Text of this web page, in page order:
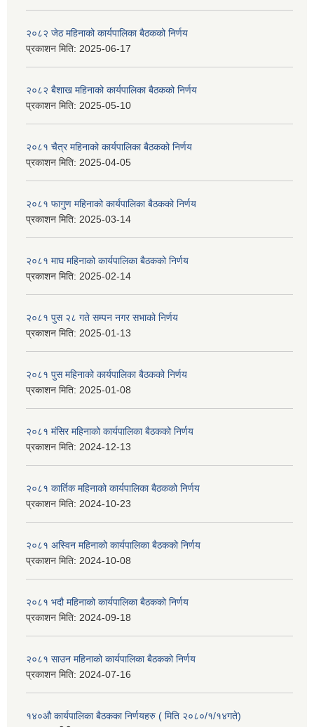
२०८२ जेठ महिनाको कार्यपालिका बैठकको निर्णय
प्रकाशन मिति: 2025-06-17
२०८२ बैशाख महिनाको कार्यपालिका बैठकको निर्णय
प्रकाशन मिति: 2025-05-10
२०८१ चैत्र महिनाको कार्यपालिका बैठकको निर्णय
प्रकाशन मिति: 2025-04-05
२०८१ फागुण महिनाको कार्यपालिका बैठकको निर्णय
प्रकाशन मिति: 2025-03-14
२०८१ माघ महिनाको कार्यपालिका बैठकको निर्णय
प्रकाशन मिति: 2025-02-14
२०८१ पुस २८ गते सम्प‍न नगर सभाको निर्णय
प्रकाशन मिति: 2025-01-13
२०८१ पुस महिनाको कार्यपालिका बैठकको निर्णय
प्रकाशन मिति: 2025-01-08
२०८१ मंसिर महिनाको कार्यपालिका बैठकको निर्णय
प्रकाशन मिति: 2024-12-13
२०८१ कार्तिक महिनाको कार्यपालिका बैठकको निर्णय
प्रकाशन मिति: 2024-10-23
२०८१ अस्विन महिनाको कार्यपालिका बैठकको निर्णय
प्रकाशन मिति: 2024-10-08
२०८१ भदौ महिनाको कार्यपालिका बैठकको निर्णय
प्रकाशन मिति: 2024-09-18
२०८१ साउन महिनाको कार्यपालिका बैठकको निर्णय
प्रकाशन मिति: 2024-07-16
१४०औ कार्यपालिका बैठकका निर्णयहरु ( मिति २०८०/१/१४गते)